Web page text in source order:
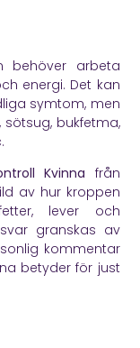
behöver arbeta
energi. Det kan
symtom, men
bukfetma,
Kvinna från
av hur kroppen
lever och
granskas av
kommentar
betyder för just